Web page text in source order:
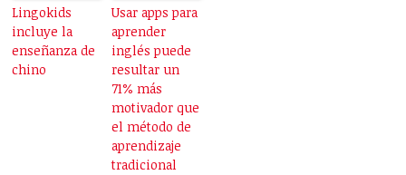
Lingokids
incluye la
enseñanza de
chino
Usar apps para
aprender
inglés puede
resultar un
71% más
motivador que
el método de
aprendizaje
tradicional